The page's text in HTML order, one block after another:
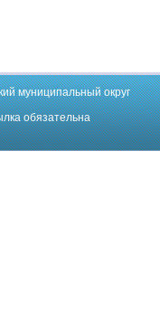
муниципальный округ
обязательна